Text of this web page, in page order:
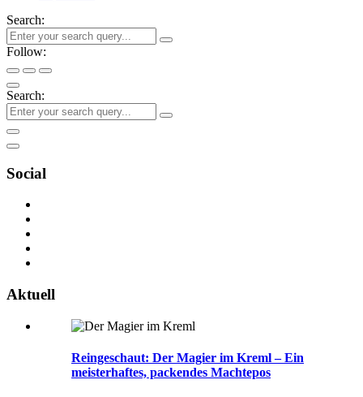
Search:
Follow:
Search:
Social
Aktuell
Reingeschaut: Der Magier im Kreml – Ein
meisterhaftes, packendes Machtepos